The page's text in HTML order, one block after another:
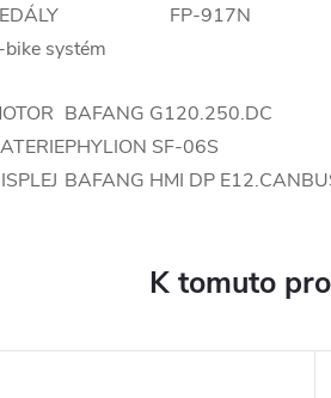
FP-917N
bike systém
BAFANG G120.250.DC
PHYLION SF-06S
BAFANG HMI DP
K tomuto